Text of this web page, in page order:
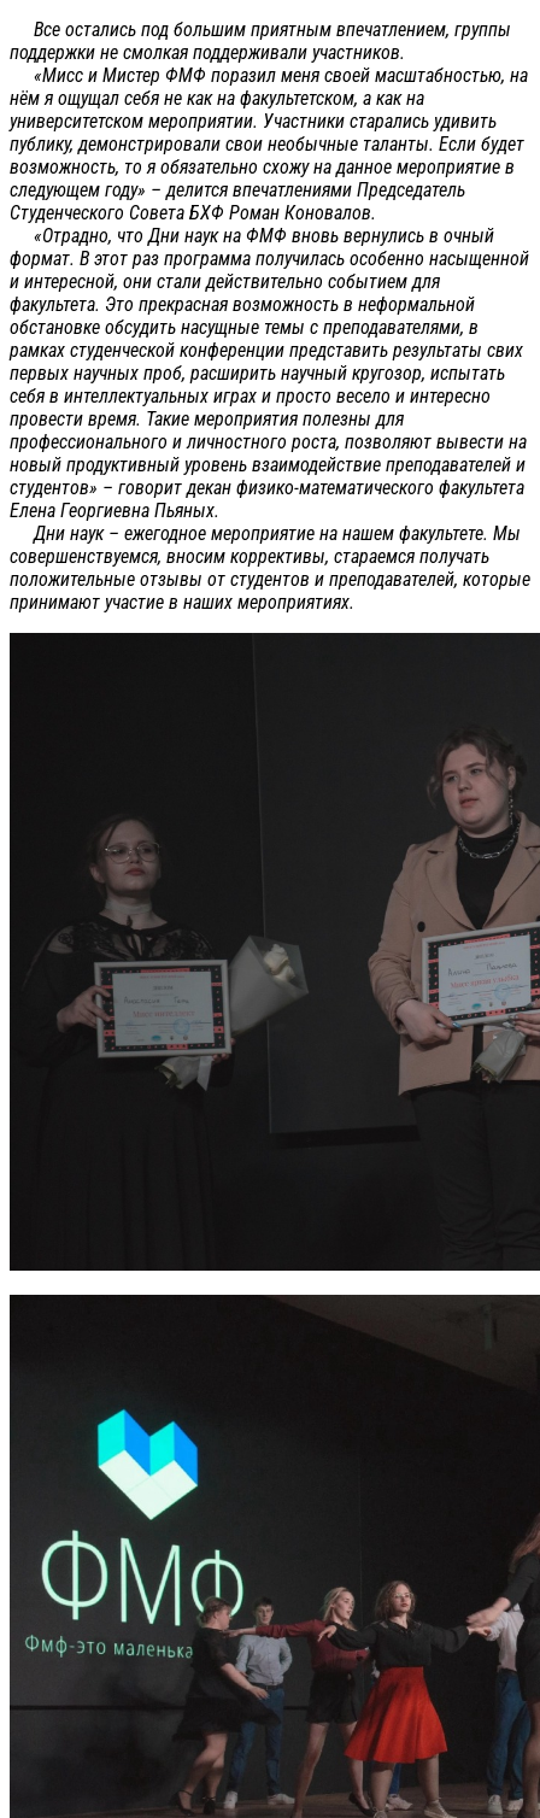
Все остались под большим приятным впечатлением, группы
поддержки не смолкая поддерживали участников.
«Мисс и Мистер ФМФ поразил меня своей масштабностью, на
нём я ощущал себя не как на факультетском, а как на
университетском мероприятии. Участники старались удивить
публику, демонстрировали свои необычные таланты. Если будет
возможность, то я обязательно схожу на данное мероприятие в
следующем году» – делится впечатлениями Председатель
Студенческого Совета БХФ Роман Коновалов.
«Отрадно, что Дни наук на ФМФ вновь вернулись в очный
формат. В этот раз программа получилась особенно насыщенной
и интересной, они стали действительно событием для
факультета. Это прекрасная возможность в неформальной
обстановке обсудить насущные темы с преподавателями, в
рамках студенческой конференции представить результаты свих
первых научных проб, расширить научный кругозор, испытать
себя в интеллектуальных играх и просто весело и интересно
провести время. Такие мероприятия полезны для
профессионального и личностного роста, позволяют вывести на
новый продуктивный уровень взаимодействие преподавателей и
студентов» – говорит декан физико-математического факультета
Елена Георгиевна Пьяных.
Дни наук – ежегодное мероприятие на нашем факультете. Мы
совершенствуемся, вносим коррективы, стараемся получать
положительные отзывы от студентов и преподавателей, которые
принимают участие в наших мероприятиях.